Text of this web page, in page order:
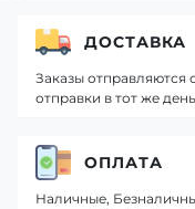
ДОСТАВКА
Заказы отправляются
отправки в тот же
ОПЛАТА
Наличные,